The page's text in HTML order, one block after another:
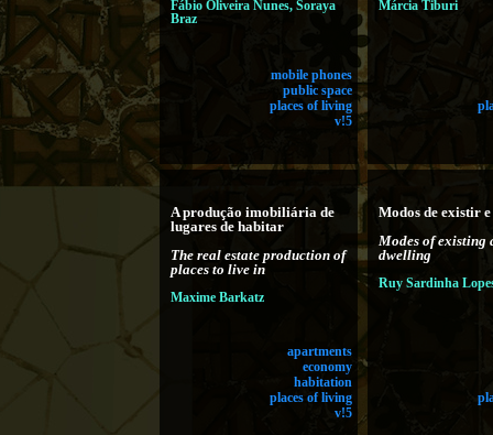
Fábio Oliveira Nunes, Soraya
Braz
mobile phones
public space
places of living
v!5
Márcia Tiburi
A produção imobiliária de
lugares de habitar
The real estate production of
places to live in
Maxime Barkatz
apartments
economy
habitation
places of living
v!5
Modos de existir
Modes of existing
dwelling
Ruy Sardinha